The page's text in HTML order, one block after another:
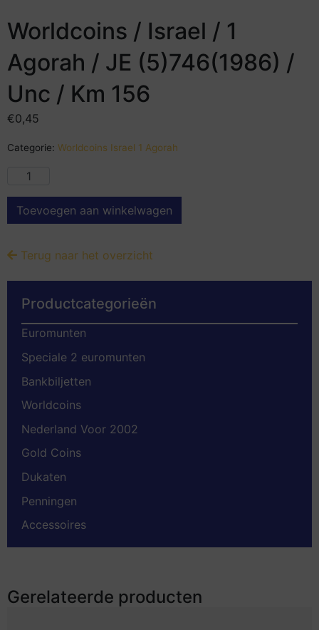
Worldcoins / Israel / 1
Agorah / JE (5)746(1986) /
Unc / Km 156
€0,45
Categorie: Worldcoins Israel 1 Agorah
Toevoegen aan winkelwagen
Terug naar het overzicht
Productcategorieën
Euromunten
Speciale 2 euromunten
Bankbiljetten
Worldcoins
Nederland Voor 2002
Gold Coins
Dukaten
Penningen
Accessoires
Gerelateerde producten